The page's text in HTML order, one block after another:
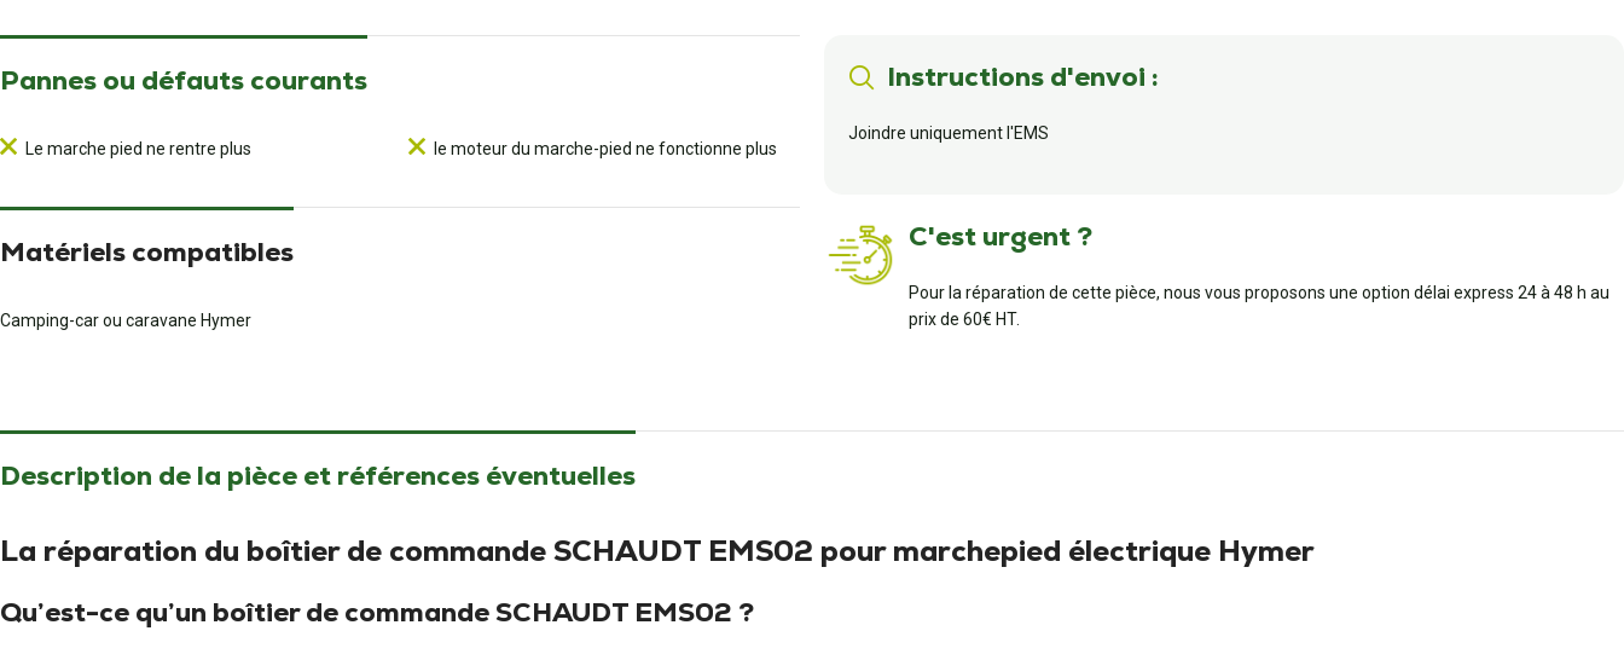
Pannes ou défauts courants
Le marche pied ne rentre plus le moteur du marche-pied ne fonctionne plus
Matériels compatibles
Camping-car ou caravane Hymer
Instructions d'envoi :
Joindre uniquement l'EMS
C'est urgent ?
Pour la réparation de cette pièce, nous vous proposons une option délai express 24 à 48 h au
prix de 60€ HT.
Description de la pièce et références éventuelles
La réparation du boîtier de commande SCHAUDT EMS02 pour marchepied électrique Hymer
Qu’est-ce qu’un boîtier de commande SCHAUDT EMS02 ?